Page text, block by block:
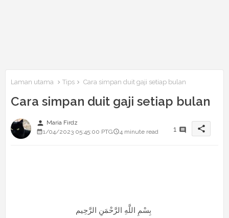
Laman utama Tips Cara simpan duit gaji setiap bulan
Cara simpan duit gaji setiap bulan
person Maria Firdz
1/04/2023 05:45:00 PTG
4 minute read 1 share